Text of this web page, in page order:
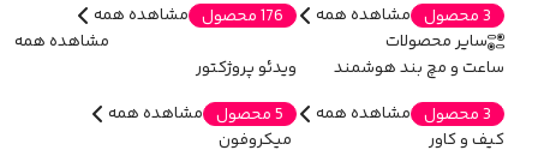
3 محصول
مشاهده همه
176 محصول
مشاهده همه
سایر محصولات
مشاهده همه
ساعت و مچ بند هوشمند
3 محصول
مشاهده همه
ویدئو پروژکتور
5 محصول
مشاهده همه
کیف و کاور
میکروفون